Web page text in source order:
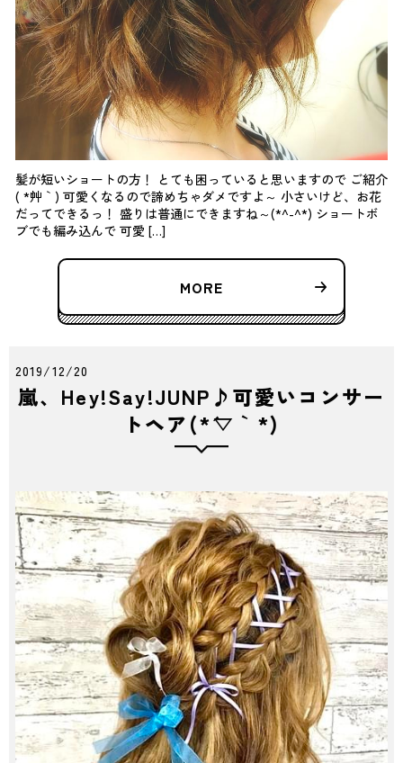
髪が短いショートの方！ とても困っていると思いますので ご紹介
( *´艸｀) 可愛くなるので諦めちゃダメですよ～ 小さいけど、お花
だってできるっ！ 盛りは普通にできますね～(*^-^*) ショートボ
ブでも編み込んで 可愛 […]
MORE
2019/12/20
嵐、Hey!Say!JUNP♪可愛いコンサー
トヘア(*´▽｀*)